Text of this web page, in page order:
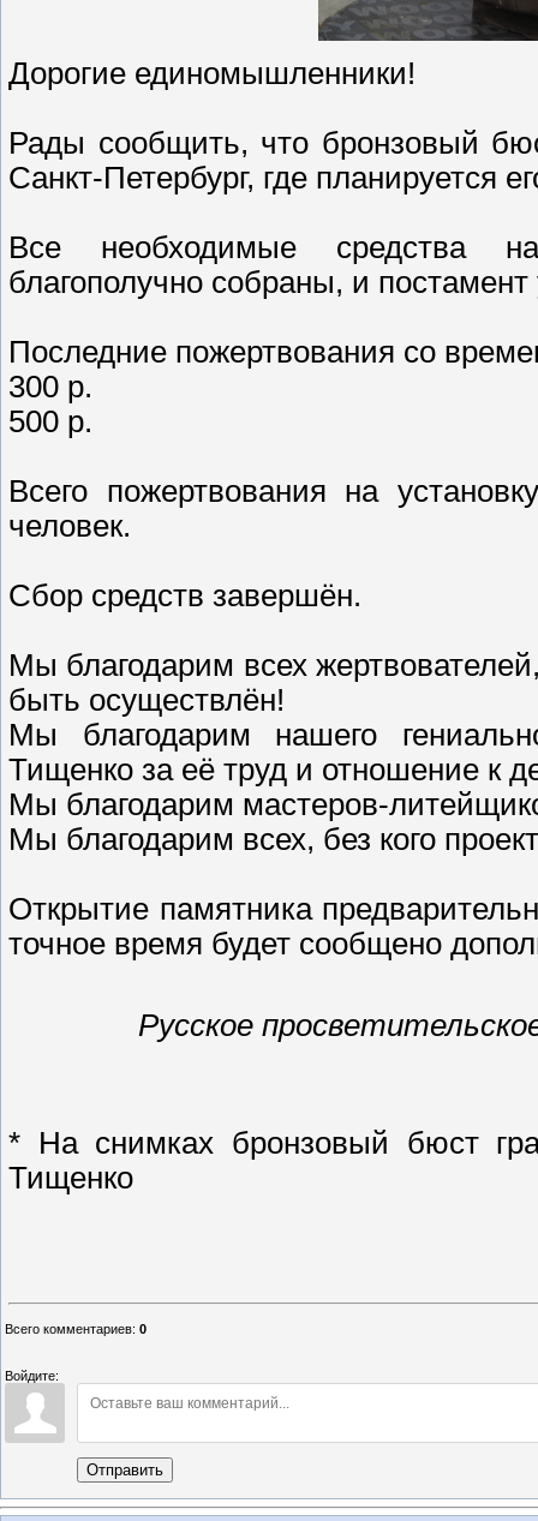
Дорогие единомышленники!
Рады сообщить, что бронзовый
Санкт-Петербург, где планируется
Все необходимые средства на
благополучно собраны, и
Последние пожертвования со
300 р.
500 р.
Всего пожертвования на
человек.
Сбор средств завершён.
Мы благодарим всех
быть осуществлён!
Мы благодарим нашего
Тищенко за её труд и отношение к
Мы благодарим мастеров-
Мы благодарим всех, без кого
Открытие памятника
точное время будет сообщено
Русское
* На снимках бронзовый бюст
Тищенко
Всего комментариев: 0
Войдите:
Отправить